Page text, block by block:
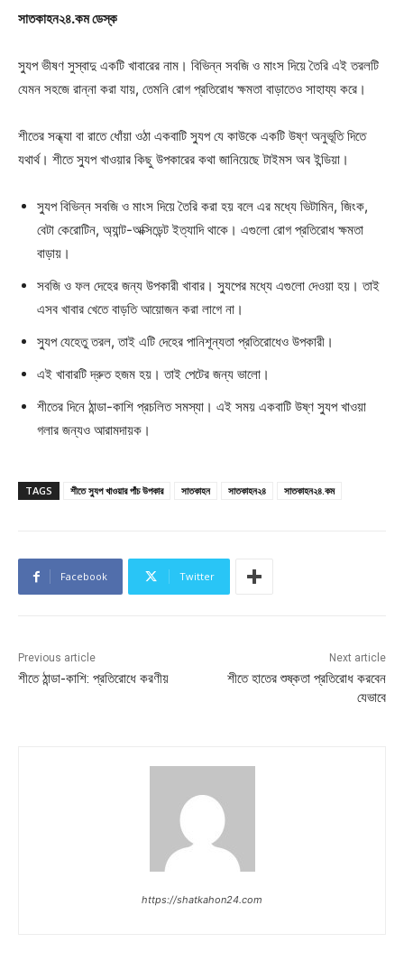
সাতকাহন২৪.কম ডেস্ক
স্যুপ ভীষণ সুস্বাদু একটি খাবারের নাম। বিভিন্ন সবজি ও মাংস দিয়ে তৈরি এই তরলটি
যেমন সহজে রান্না করা যায়, তেমনি রোগ প্রতিরোধ ক্ষমতা বাড়াতেও সাহায্য করে।
শীতের সন্ধ্যা বা রাতে ধোঁয়া ওঠা একবাটি স্যুপ যে কাউকে একটি উষ্ণ অনুভূতি দিতে
যথার্থ। শীতে স্যুপ খাওয়ার কিছু উপকারের কথা জানিয়েছে টাইমস অব ইন্ডিয়া।
স্যুপ বিভিন্ন সবজি ও মাংস দিয়ে তৈরি করা হয় বলে এর মধ্যে ভিটামিন, জিংক,
বেটা কেরোটিন, অ্যান্ট-অক্সিডেন্ট ইত্যাদি থাকে। এগুলো রোগ প্রতিরোধ ক্ষমতা
বাড়ায়।
সবজি ও ফল দেহের জন্য উপকারী খাবার। স্যুপের মধ্যে এগুলো দেওয়া হয়। তাই
এসব খাবার খেতে বাড়তি আয়োজন করা লাগে না।
স্যুপ যেহেতু তরল, তাই এটি দেহের পানিশূন্যতা প্রতিরোধেও উপকারী।
এই খাবারটি দ্রুত হজম হয়। তাই পেটের জন্য ভালো।
শীতের দিনে ঠান্ডা-কাশি প্রচলিত সমস্যা। এই সময় একবাটি উষ্ণ স্যুপ খাওয়া
গলার জন্যও আরামদায়ক।
TAGS শীতে স্যুপ খাওয়ার পাঁচ উপকার সাতকাহন সাতকাহন২৪ সাতকাহন২৪.কম
Facebook Twitter
Previous article
শীতে ঠান্ডা-কাশি: প্রতিরোধে করণীয়
Next article
শীতে হাতের শুষ্কতা প্রতিরোধ করবেন
যেভাবে
https://shatkahon24.com